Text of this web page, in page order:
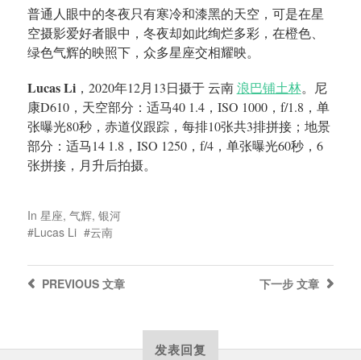
普通人眼中的冬夜只有寒冷和漆黑的天空，可是在星
空摄影爱好者眼中，冬夜却如此绚烂多彩，在橙色、
绿色气辉的映照下，众多星座交相耀映。
Lucas Li，2020年12月13日摄于 云南浪巴铺土林。尼
康D610，天空部分：适马40 1.4，ISO 1000，f/1.8，单
张曝光80秒，赤道仪跟踪，每排10张共3排拼接；地景
部分：适马14 1.8，ISO 1250，f/4，单张曝光60秒，6
张拼接，月升后拍摄。
In 星座, 气辉, 银河
Lucas Li
云南
下一步 文章
PREVIOUS文章
发表回复